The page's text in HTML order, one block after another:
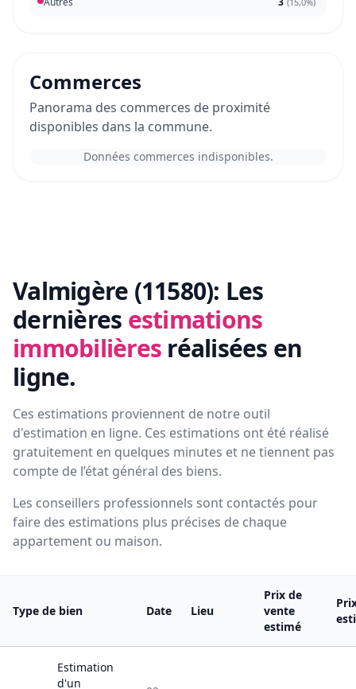
Commerces
Panorama des commerces de proximité
disponibles dans la commune.
Données commerces indisponibles.
Valmigère (11580): Les
dernières estimations
immobilières réalisées en
ligne.
Ces estimations proviennent de notre outil
d'estimation en ligne. Ces estimations ont été réalisé
gratuitement en quelques minutes et ne tiennent pas
compte de l’état général des biens.
Les conseillers professionnels sont contactés pour
faire des estimations plus précises de chaque
appartement ou maison.
Type de bien Date Lieu
Prix de
vente
estimé
Estimation
d'un